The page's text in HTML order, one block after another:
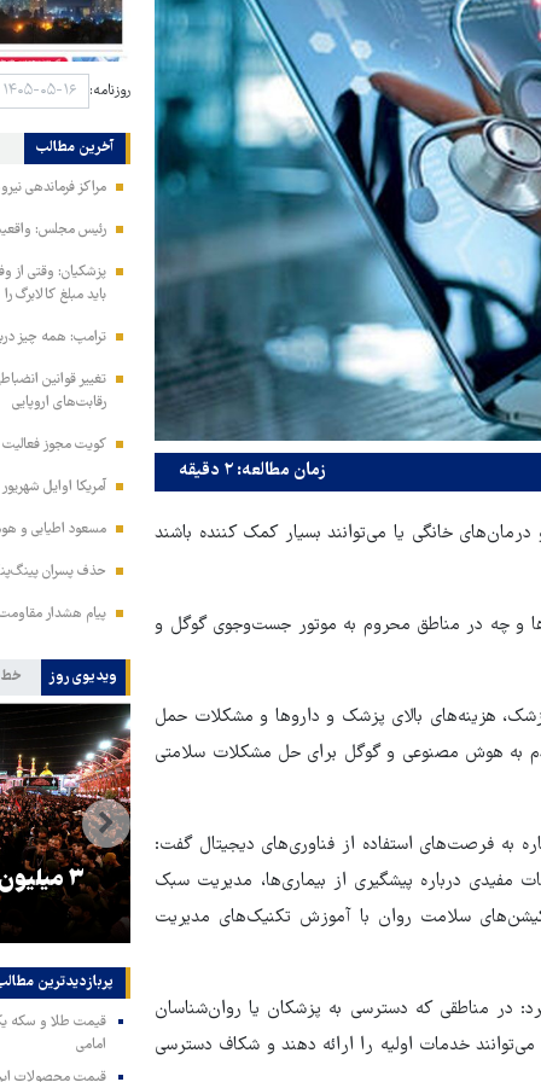
زمان مطالعه: ۲ دقیقه
خانگی یا می‌توانند بسیار کمک کننده باشند
و چه در مناطق محروم به موتور جست‌وجوی گوگل و
هزینه‌های بالای پزشک و داروها و مشکلات حمل
به هوش مصنوعی و گوگل برای حل مشکلات سلامتی
به فرصت‌های استفاده از فناوری‌های دیجیتال گفت:
مفیدی درباره پیشگیری از بیماری‌ها، مدیریت سبک
سلامت روان با آموزش تکنیک‌های مدیریت
در مناطقی که دسترسی به پزشکان یا روان‌شناسان
خدمات اولیه را ارائه دهند و شکاف دسترسی
روزنامه:
آخرین مطالب
مراکز فرماندهی
رئیس مجلس:
پزشکیان: وقتی از
باید مبلغ کالابرگ
ترامپ: همه چیز
تغییر قوانین
رقابت‌های اروپایی
کویت مجوز فعالیت
آمریکا اوایل
مسعود اطیابی و
حذف پسران
پیام هشدار
ویدیوی روز خط
ترامپ نماد فساد، اقتدارگرایی و
جنگ‌طلبی است!
۳
پربازدیدترین‌
امامی